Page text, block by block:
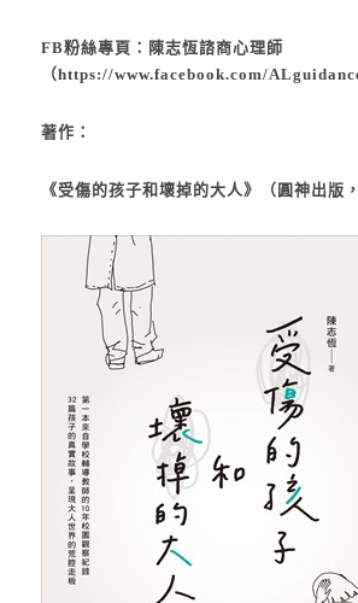
FB粉絲專頁：陳志恆諮商心理師
（https://www.facebook.com/
著作：
《受傷的孩子和壞掉的大人 》（圓神出版